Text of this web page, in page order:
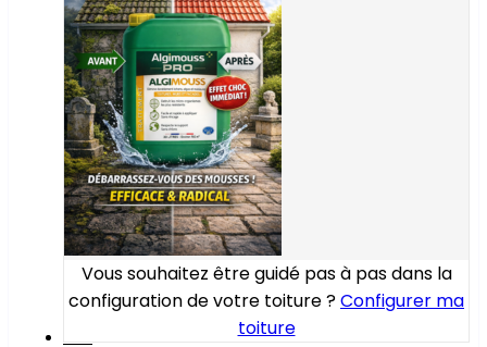
Vous souhaitez être guidé pas à pas dans la
configuration de votre toiture ?Configurer ma
toiture